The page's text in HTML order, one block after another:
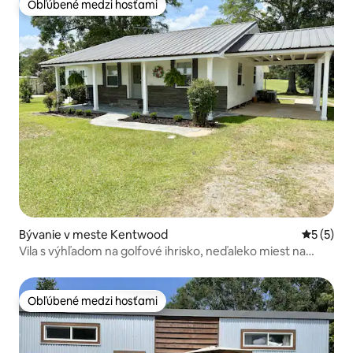
Obľúbené medzi hosťami
Obľúbené medzi hosťami
Bývanie v meste Kentwood
5 (5)
Vila s výhľadom na golfové ihrisko, neďaleko miest na
Obľúbené medzi hosťami
Obľúbené medzi hosťami